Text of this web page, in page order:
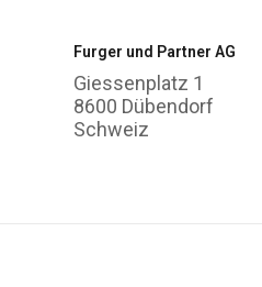
Furger und Partner AG
Giessenplatz 1
8600 Dübendorf
Schweiz